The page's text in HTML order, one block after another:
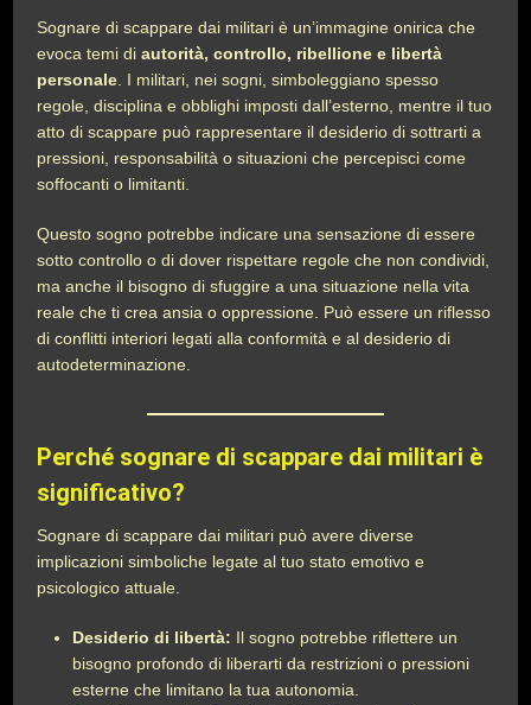
Sognare di scappare dai militari è un’immagine onirica che
evoca temi diautorità, controllo, ribellione e libertà
personale . I militari, nei sogni, simboleggiano spesso
regole, disciplina e obblighi imposti dall’esterno, mentre il tuo
atto di scappare può rappresentare il desiderio di sottrarti a
pressioni, responsabilità o situazioni che percepisci come
soffocanti o limitanti.
Questo sogno potrebbe indicare una sensazione di essere
sotto controllo o di dover rispettare regole che non condividi,
ma anche il bisogno di sfuggire a una situazione nella vita
reale che ti crea ansia o oppressione. Può essere un riflesso
di conflitti interiori legati alla conformità e al desiderio di
autodeterminazione.
Perché sognare di scappare dai militari è
significativo?
Sognare di scappare dai militari può avere diverse
implicazioni simboliche legate al tuo stato emotivo e
psicologico attuale.
Desiderio di libertà: Il sogno potrebbe riflettere un
bisogno profondo di liberarti da restrizioni o pressioni
esterne che limitano la tua autonomia.